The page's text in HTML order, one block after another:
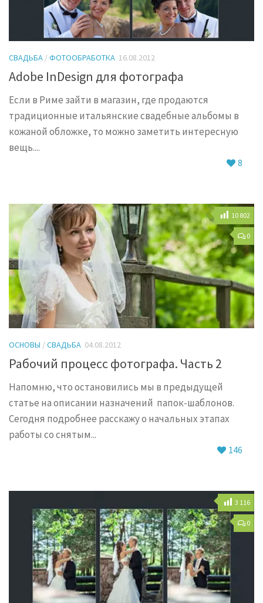
СВАДЬБА /ФОТООБРАБОТКА 16.08.2012
Adobe InDesign для фотографа
Если в Риме зайти в магазин, где продаются
традиционные итальянские свадебные альбомы в
кожаной обложке, то можно заметить интересную
вещь....
8
0
10 802
ОСНОВЫ /СВАДЬБА 04.08.2012
Рабочий процесс фотографа. Часть 2
Напомню, что остановились мы в предыдущей
статье на описании назначений папок-шаблонов.
Сегодня подробнее расскажу о начальных этапах
работы со снятым...
146
0
3 116